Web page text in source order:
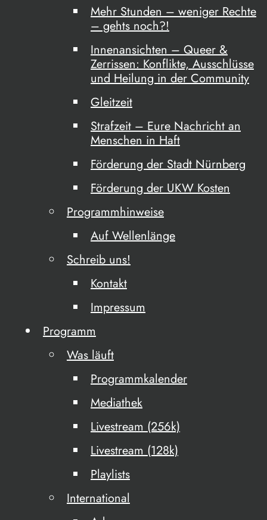
Mehr Stunden – weniger Rechte
– gehts noch?!
Innenansichten – Queer &
Zerrissen: Konflikte, Ausschlüsse
und Heilung in der Community
Gleitzeit
Strafzeit – Eure Nachricht an
Menschen in Haft
Förderung der Stadt Nürnberg
Förderung der UKW Kosten
Programmhinweise
Auf Wellenlänge
Schreib uns!
Kontakt
Impressum
Programm
Was läuft
Programmkalender
Mediathek
Livestream (256k)
Livestream (128k)
Playlists
International